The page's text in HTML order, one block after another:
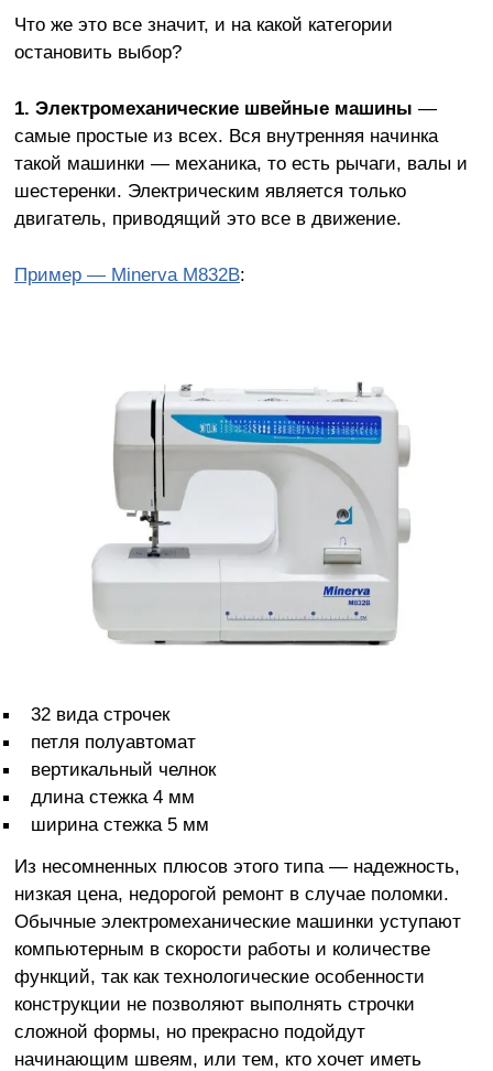
Что же это все значит, и на какой категории
остановить выбор?
1. Электромеханические швейные машины —
самые простые из всех. Вся внутренняя начинка
такой машинки — механика, то есть рычаги, валы и
шестеренки. Электрическим является только
двигатель, приводящий это все в движение.
Пример — Minerva M832B:
32 вида строчек
петля полуавтомат
вертикальный челнок
длина стежка 4 мм
ширина стежка 5 мм
Из несомненных плюсов этого типа — надежность,
низкая цена, недорогой ремонт в случае поломки.
Обычные электромеханические машинки уступают
компьютерным в скорости работы и количестве
функций, так как технологические особенности
конструкции не позволяют выполнять строчки
сложной формы, но прекрасно подойдут
начинающим швеям, или тем, кто хочет иметь